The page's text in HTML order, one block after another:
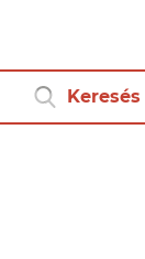
Keresés